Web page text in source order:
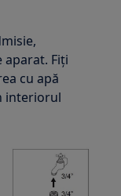
aparat. Fiți
cu apă
interiorul